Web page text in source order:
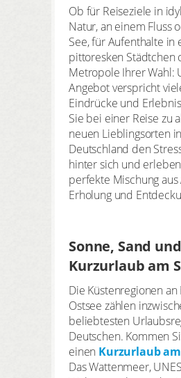
Ob für Reiseziele in
Natur, an einem Fluss
See, für Aufenthalte in
pittoresken Städtchen
Metropole Ihrer Wahl:
Angebot verspricht
Eindrücke und
Sie bei einer Reise zu
neuen Lieblingsorten in
Deutschland den
hinter sich und
perfekte Mischung
Erholung und
Sonne, Sand
Kurzurlaub am
Die Küstenregionen
Ostsee zählen
beliebtesten
Deutschen. Kommen
einen Kurzurlaub
Das Wattenmeer,